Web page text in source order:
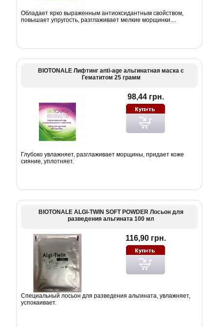
Обладает ярко выраженным антиоксидантным свойством,
повышает упругость, разглаживает мелкие морщинки....
BIOTONALE Лифтинг anti-age альгинатная маска с
Гематитом 25 грамм
98,44 грн.
Глубоко увлажняет, разглаживает морщины, придает коже
сияние, уплотняет.
BIOTONALE ALGI-TWIN SOFT POWDER Лосьон для
разведения альгината 100 мл
116,90 грн.
Специальный лосьон для разведения альгината, увлажняет,
успокаивает.